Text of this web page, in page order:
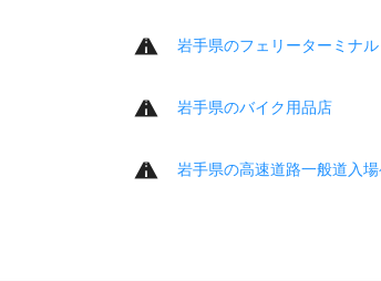
岩手県のフェリーターミナル
岩手県のバイク用品店
岩手県の高速道路一般道入場